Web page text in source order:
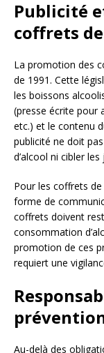
Publicité
coffrets
La promotion des
de 1991. Cette
les boissons
(presse écrite pour
etc.) et le contenu
publicité ne doit
d’alcool ni cibler les
Pour les coffrets
forme de
coffrets doivent
consommation
promotion de ces
requiert une
Au-delà des